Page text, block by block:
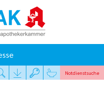
Notdienstsuche